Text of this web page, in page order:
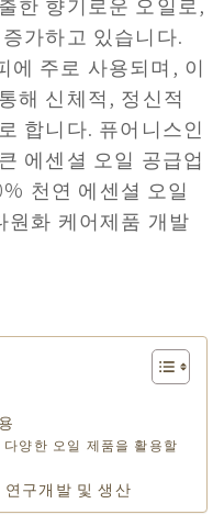
가하고 있습니다.
에 주로 사용되며, 이
해 신체적, 정신적
합니다. 퓨어니스인
에센셜 오일 공급업
천연 에센셜 오일
원화 케어제품 개발
다양한 오일 제품을 활용할
구개발 및 생산